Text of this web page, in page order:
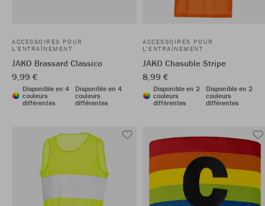
ACCESSOIRES POUR
L'ENTRAÎNEMENT
JAKO Brassard Classico
9,99 €
Disponible en 4
couleurs
différentes
Disponible en 4
couleurs
différentes
ACCESSOIRES POUR
L'ENTRAÎNEMENT
JAKO Chasuble Stripe
8,99 €
Disponible en 2
couleurs
différentes
Disponible en 2
couleurs
différentes